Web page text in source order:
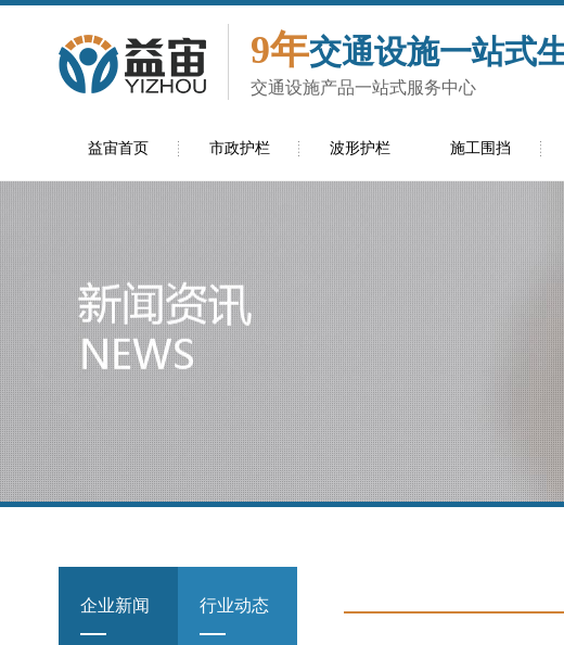
9年交通设施一站式
交通设施产品一站式服务中心
益宙首页 市政护栏 波形护栏 施工围挡
企业新闻 行业动态